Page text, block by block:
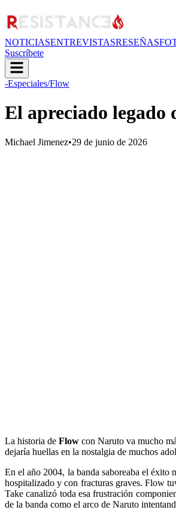
NOTICIASENTREVISTASRESEÑAS
Suscríbete
-Especiales/Flow
El apreciado legado
Michael Jimenez•29 de junio de 2026
La historia de Flow con Naruto va mucho
dejaría huellas en la nostalgia de muchos
En el año 2004, la banda saboreaba el éxito
hospitalizado y con fracturas graves. Flow
Take canalizó toda esa frustración
de la banda como el arco de Naruto